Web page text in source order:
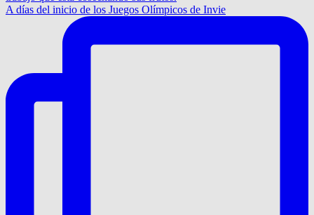
A días del inicio de los Juegos Olímpicos de Invie